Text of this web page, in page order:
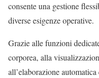
consente una gestione
diverse esigenze operative.
Grazie alle funzioni
corporea, alla
all’elaborazione